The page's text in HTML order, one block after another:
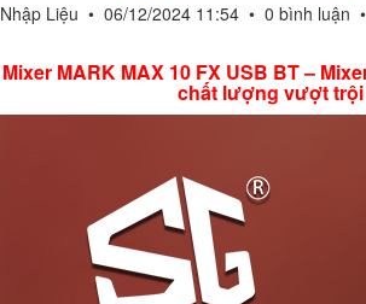
Nhập Liệu • 06/12/2024 11:54 • 0 bình luận •
Mixer MARK MAX 10 FX USB BT –
chất lượng vượt trội